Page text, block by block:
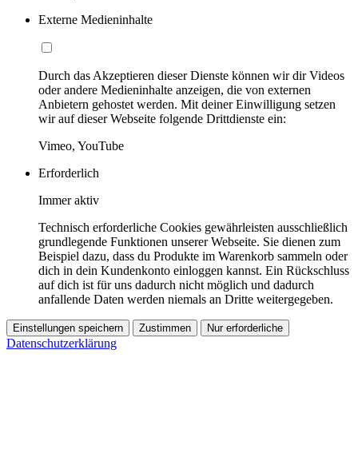
Externe Medieninhalte
Durch das Akzeptieren dieser Dienste können wir dir Videos
oder andere Medieninhalte anzeigen, die von externen
Anbietern gehostet werden. Mit deiner Einwilligung setzen
wir auf dieser Webseite folgende Drittdienste ein:
Vimeo, YouTube
Erforderlich
Immer aktiv
Technisch erforderliche Cookies gewährleisten ausschließlich
grundlegende Funktionen unserer Webseite. Sie dienen zum
Beispiel dazu, dass du Produkte im Warenkorb sammeln oder
dich in dein Kundenkonto einloggen kannst. Ein Rückschluss
auf dich ist für uns dadurch nicht möglich und dadurch
anfallende Daten werden niemals an Dritte weitergegeben.
Einstellungen speichern Zustimmen Nur erforderliche
Datenschutzerklärung